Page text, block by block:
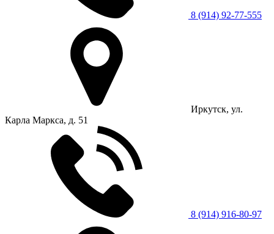
8 (914) 92-77-555
Иркутск, ул.
Карла Маркса, д. 51
8 (914) 916-80-97